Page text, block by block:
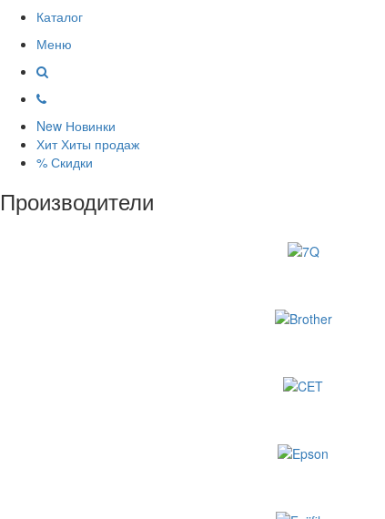
Каталог
Меню
New Новинки
Хит Хиты продаж
% Скидки
Производители